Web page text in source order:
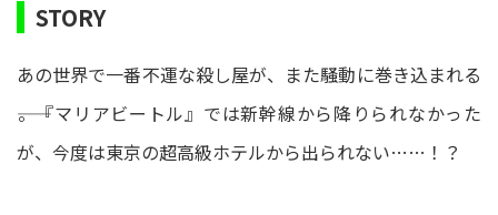
STORY
あの世界で一番不運な殺し屋が、また騒動に巻き込まれる
――。『マリアビートル』では新幹線から降りられなかった
が、今度は東京の超高級ホテルから出られない……！？